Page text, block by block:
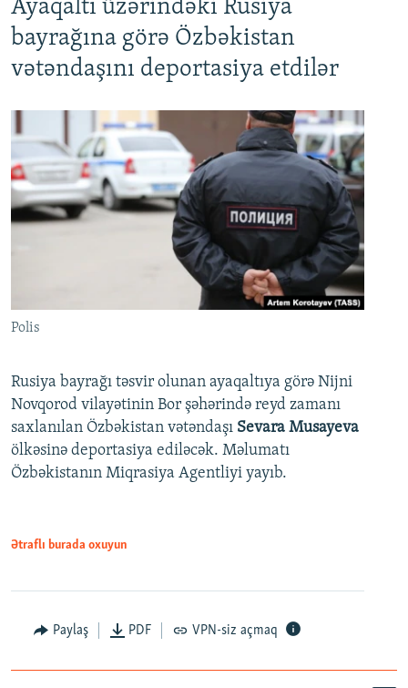
Ayaqaltı üzərindəki Rusiya
bayrağına görə Özbəkistan
vətəndaşını deportasiya etdilər
Polis
Rusiya bayrağı təsvir olunan ayaqaltıya görə Nijni
Novqorod vilayətinin Bor şəhərində reyd zamanı
saxlanılan Özbəkistan vətəndaşı Sevara Musayeva
ölkəsinə deportasiya ediləcək. Məlumatı
Özbəkistanın Miqrasiya Agentliyi yayıb.
Ətraflı burada oxuyun
Paylaş PDF VPN-siz açmaq